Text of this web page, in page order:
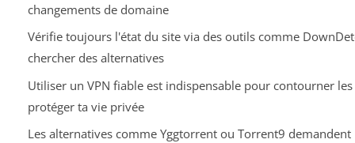
changements de domaine
Vérifie toujours l'état du site via des outils comme
chercher des alternatives
Utiliser un VPN fiable est indispensable pour contourner
protéger ta vie privée
Les alternatives comme Yggtorrent ou Torrent9 demandent